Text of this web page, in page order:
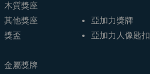
木質獎座
其他獎座
獎盃
金屬獎牌
亞加力獎牌
​亞加力人像匙扣